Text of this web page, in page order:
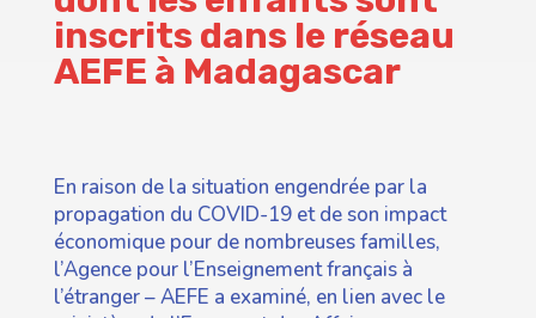
inscrits dans le réseau
AEFE à Madagascar
En raison de la situation engendrée par la
propagation du COVID-19 et de son impact
économique pour de nombreuses familles,
l’Agence pour l’Enseignement français à
l’étranger – AEFE a examiné, en lien avec le